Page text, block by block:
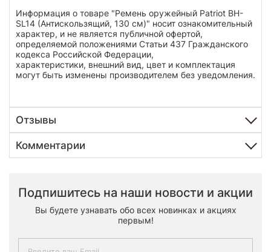
Информация о товаре "Ремень оружейный Patriot BH-
SL14 (Антискользящий, 130 см)" носит ознакомительный
характер, и не является публичной офертой,
определяемой положениями Статьи 437 Гражданского
кодекса Российской Федерации,
характеристики, внешний вид, цвет и комплектация
могут быть изменены производителем без уведомления.
Отзывы
Комментарии
Подпишитесь на наши новости и акции
Вы будете узнавать обо всех новинках и акциях
первым!